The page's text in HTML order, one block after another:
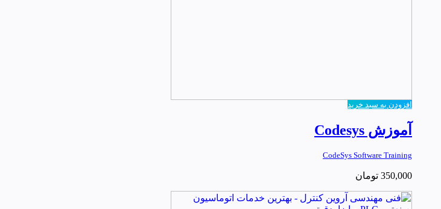
افزودن به سبد خرید
آموزش Codesys
CodeSys Software Training
350,000 تومان